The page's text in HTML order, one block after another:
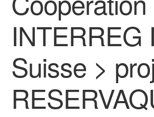
INTERREG
Suisse >